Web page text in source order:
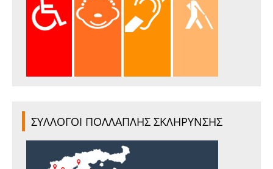
ΣΥΛΛΟΓΟΙ ΠΟΛΛΑΠΛΗΣ ΣΚΛΗΡΥΝΣΗΣ